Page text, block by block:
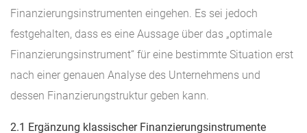
Finanzierungsinstrumenten eingehen. Es sei jedoch
festgehalten, dass es eine Aussage über das „optimale
Finanzierungsinstrument“ für eine bestimmte Situation erst
nach einer genauen Analyse des Unternehmens und
dessen Finanzierungstruktur geben kann.
2.1 Ergänzung klassischer Finanzierungsinstrumente